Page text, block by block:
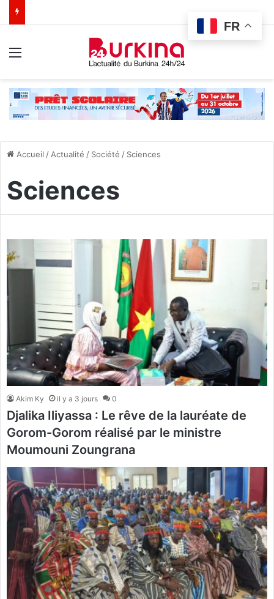
Accueil / Actualité / Société / Sciences
Sciences
Akim Ky il y a 3 jours 0
Djalika Iliyassa : Le rêve de la lauréate de
Gorom-Gorom réalisé par le ministre
Moumouni Zoungrana
FR